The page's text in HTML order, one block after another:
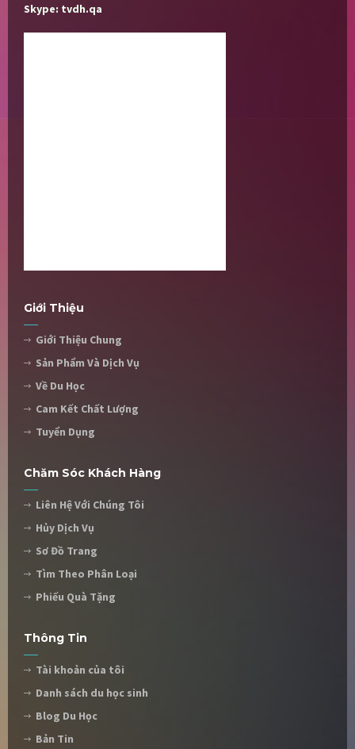
Skype: tvdh.qa
Giới Thiệu
Giới Thiệu Chung
Sản Phẩm Và Dịch Vụ
Về Du Học
Cam Kết Chất Lượng
Tuyển Dụng
Chăm Sóc Khách Hàng
Liên Hệ Với Chúng Tôi
Hủy Dịch Vụ
Sơ Đồ Trang
Tìm Theo Phân Loại
Phiếu Quà Tặng
Thông Tin
Tài khoản của tôi
Danh sách du học sinh
Blog Du Học
Bản Tin